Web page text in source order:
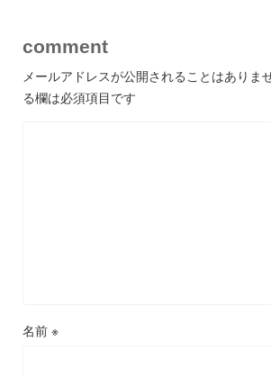
comment
メールアドレスが公開されることはありませ
る欄は必須項目です
名前 ※